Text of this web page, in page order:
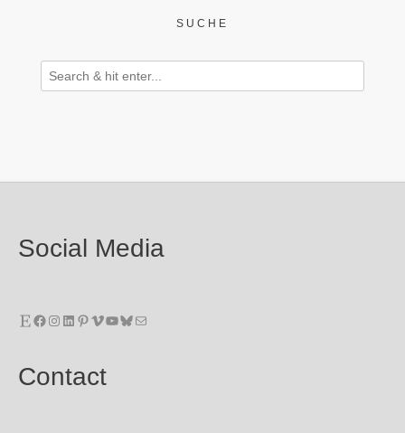
SUCHE
Social Media
EtsyFacebook
Instagram
LinkedIn
Pinterest
Vimeo
YouTube
Bluesky
E-Mail
Contact